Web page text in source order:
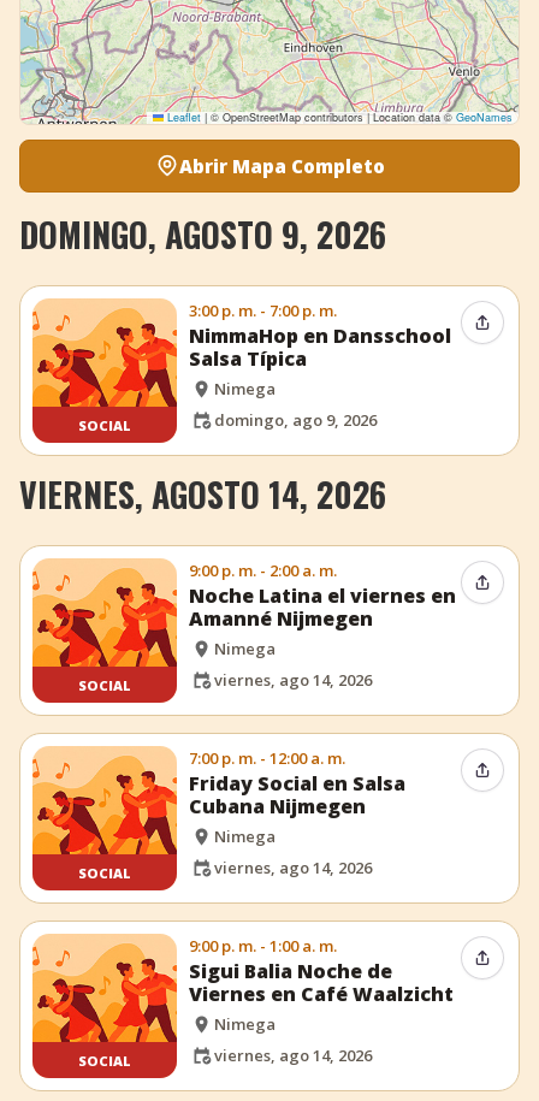
Leaflet |© OpenStreetMap contributors | Location data ©GeoNames
Abrir Mapa Completo
DOMINGO, AGOSTO 9, 2026
SOCIAL
3:00 p. m. - 7:00 p. m.
NimmaHop en Dansschool
Salsa Típica
Nimega
domingo, ago 9, 2026
VIERNES, AGOSTO 14, 2026
SOCIAL
9:00 p. m. - 2:00 a. m.
Noche Latina el viernes en
Amanné Nijmegen
Nimega
viernes, ago 14, 2026
SOCIAL
7:00 p. m. - 12:00 a. m.
Friday Social en Salsa
Cubana Nijmegen
Nimega
viernes, ago 14, 2026
SOCIAL
9:00 p. m. - 1:00 a. m.
Sigui Balia Noche de
Viernes en Café Waalzicht
Nimega
viernes, ago 14, 2026